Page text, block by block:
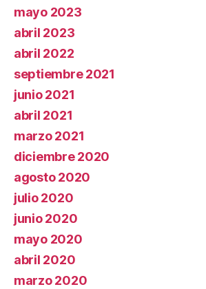
mayo 2023
abril 2023
abril 2022
septiembre 2021
junio 2021
abril 2021
marzo 2021
diciembre 2020
agosto 2020
julio 2020
junio 2020
mayo 2020
abril 2020
marzo 2020